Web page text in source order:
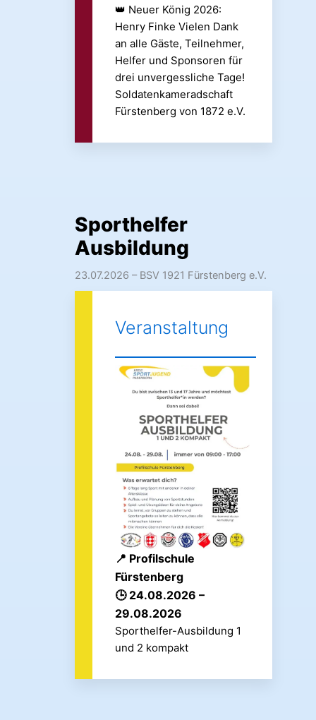
👑 Neuer König 2026:
Henry Finke Vielen Dank
an alle Gäste, Teilnehmer,
Helfer und Sponsoren für
drei unvergessliche Tage!
Soldatenkameradschaft
Fürstenberg von 1872 e.V.
Sporthelfer
Ausbildung
23.07.2026 – BSV 1921 Fürstenberg e.V.
Veranstaltung
Profilschule
Fürstenberg
24.08.2026 –
29.08.2026
Sporthelfer-Ausbildung 1
und 2 kompakt